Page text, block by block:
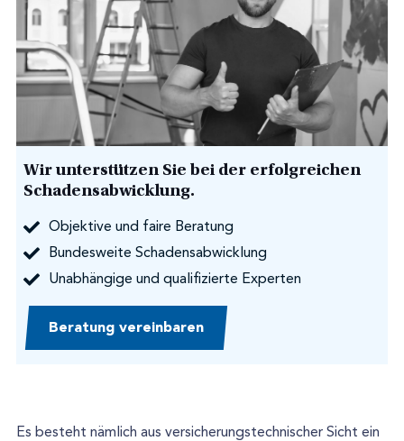
Wir unterstützen Sie bei der erfolgreichen
Schadensabwicklung.
Objektive und faire Beratung
Bundesweite Schadensabwicklung
Unabhängige und qualifizierte Experten
Beratung vereinbaren
Es besteht nämlich aus versicherungstechnischer Sicht ein